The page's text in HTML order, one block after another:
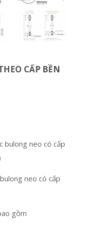
CẤP BỀN
bulong neo có cấp
bulong neo có cấp
gồm